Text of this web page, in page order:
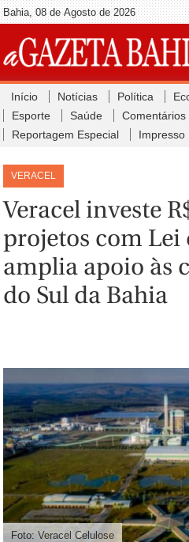
Bahia, 08 de Agosto de 2026
Início Notícias Política
Esporte
Saúde
Comentários
Reportagem Especial
Impresso
VERACEL
Veracel investe
projetos com Lei
amplia apoio às
do Sul da Bahia
Foto: Veracel Celulose